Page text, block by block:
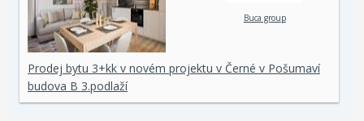
Buca group
Prodej bytu 3+kk v novém projektu v Černé v Pošumaví
budova B 3.podlaží